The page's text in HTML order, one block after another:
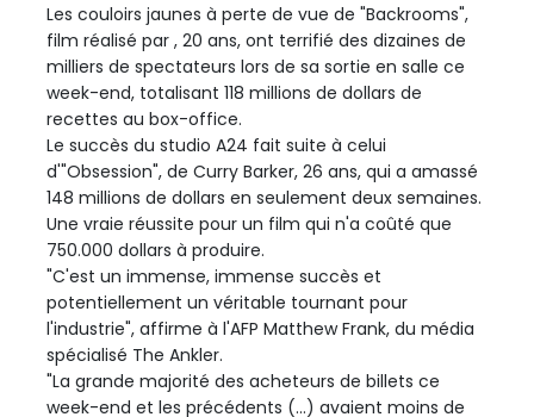
Les couloirs jaunes à perte de vue de "Backrooms",
film réalisé par , 20 ans, ont terrifié des dizaines de
milliers de spectateurs lors de sa sortie en salle ce
week-end, totalisant 118 millions de dollars de
recettes au box-office.
Le succès du studio A24 fait suite à celui
d'"Obsession", de Curry Barker, 26 ans, qui a amassé
148 millions de dollars en seulement deux semaines.
Une vraie réussite pour un film qui n'a coûté que
750.000 dollars à produire.
"C'est un immense, immense succès et
potentiellement un véritable tournant pour
l'industrie", affirme à l'AFP Matthew Frank, du média
spécialisé The Ankler.
"La grande majorité des acheteurs de billets ce
week-end et les précédents (...) avaient moins de